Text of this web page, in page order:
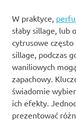
W praktyce,
słaby sillage, lub
cytrusowe
sillage, podczas
waniliowych
zapachowy.
świadomie
ich efekty.
prezentować